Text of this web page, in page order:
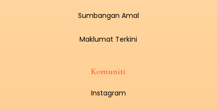
Sumbangan Amal
Maklumat Terkini
Komuniti
Instagram